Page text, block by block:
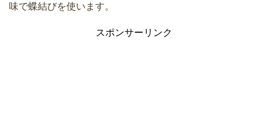
味で蝶結びを使います。
スポンサーリンク